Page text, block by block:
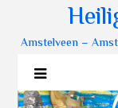
Amstelveen –